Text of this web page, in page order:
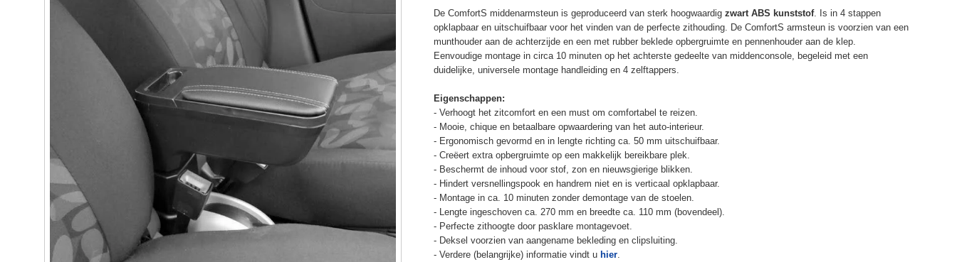
De ComfortS middenarmsteun is geproduceerd van sterk hoogwaardig zwart ABS kunststof. Is in 4 stappen
opklapbaar en uitschuifbaar voor het vinden van de perfecte zithouding. De ComfortS armsteun is voorzien van een
munthouder aan de achterzijde en een met rubber beklede opbergruimte en pennenhouder aan de klep.
Eenvoudige montage in circa 10 minuten op het achterste gedeelte van middenconsole, begeleid met een
duidelijke, universele montage handleiding en 4 zelftappers.
Eigenschappen:
- Verhoogt het zitcomfort en een must om comfortabel te reizen.
- Mooie, chique en betaalbare opwaardering van het auto-interieur.
- Ergonomisch gevormd en in lengte richting ca. 50 mm uitschuifbaar.
- Creëert extra opbergruimte op een makkelijk bereikbare plek.
- Beschermt de inhoud voor stof, zon en nieuwsgierige blikken.
- Hindert versnellingspook en handrem niet en is verticaal opklapbaar.
- Montage in ca. 10 minuten zonder demontage van de stoelen.
- Lengte ingeschoven ca. 270 mm en breedte ca. 110 mm (bovendeel).
- Perfecte zithoogte door pasklare montagevoet.
- Deksel voorzien van aangename bekleding en clipsluiting.
- Verdere (belangrijke) informatie vindt u hier.